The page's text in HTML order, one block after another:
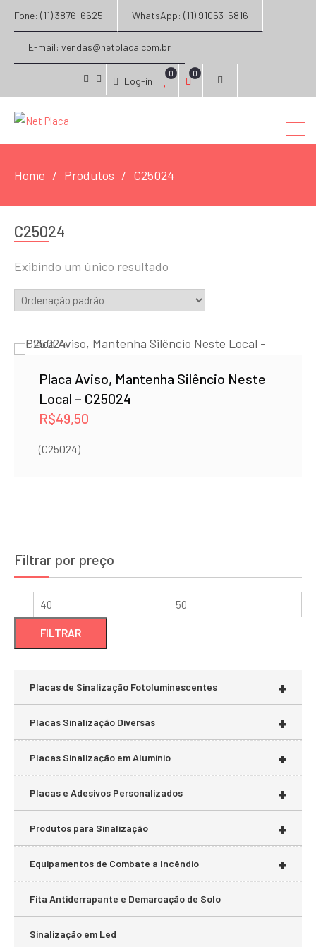
Fone: (11) 3876-6625 WhatsApp: (11) 91053-5816
E-mail: vendas@netplaca.com.br
facebook
instagram
Log-in
0 0
Home Produtos C25024
C25024
Exibindo um único resultado
Placa Aviso, Mantenha Silêncio Neste
Local – C25024
R$49,50
(C25024)
Filtrar por preço
Preço
Preço
FILTRAR
+
Placas de Sinalização Fotoluminescentes
+
Placas Sinalização Diversas
+
Placas Sinalização em Alumínio
+
Placas e Adesivos Personalizados
+
Produtos para Sinalização
+
Equipamentos de Combate a Incêndio
Fita Antiderrapante e Demarcação de Solo
Sinalização em Led